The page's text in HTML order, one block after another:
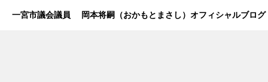
一宮市議会議員 岡本将嗣（おかもとまさし）オフィシャルブログ